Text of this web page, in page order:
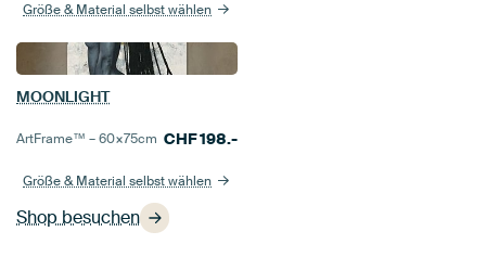
Shop besuchen
Größe & Material selbst wählen
MOONLIGHT
ArtFrame™ –60×75cm CHF198.-
Größe & Material selbst wählen